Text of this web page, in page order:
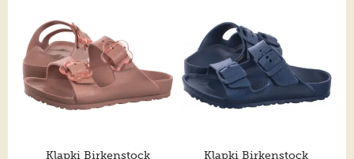
Klapki Birkenstock Klapki Birkenstock